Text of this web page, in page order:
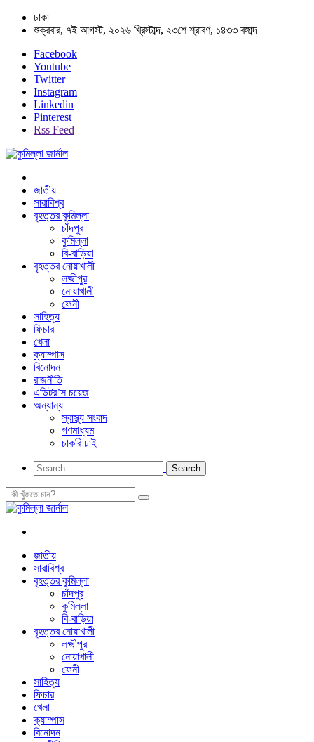
ঢাকা
শুক্রবার, ৭ই আগস্ট, ২০২৬ খ্রিস্টাব্দ, ২৩শে শ্রাবণ, ১৪৩৩ বঙ্গাব্দ
Facebook
Youtube
Twitter
Instagram
Linkedin
Pinterest
Rss Feed
জাতীয়
সারাবিশ্ব
বৃহত্তর কুমিল্লা
চাঁদপুর
কুমিল্লা
বি-বাড়িয়া
বৃহত্তর নোয়াখালী
লক্ষ্মীপুর
নোয়াখালী
ফেনী
সাহিত্য
ফিচার
খেলা
ক্যাম্পাস
বিনোদন
রাজনীতি
এডিটর’স চয়েজ
অন্যান্য
স্বাস্থ্য সংবাদ
গণমাধ্যম
চাকরি চাই
জাতীয়
সারাবিশ্ব
বৃহত্তর কুমিল্লা
চাঁদপুর
কুমিল্লা
বি-বাড়িয়া
বৃহত্তর নোয়াখালী
লক্ষ্মীপুর
নোয়াখালী
ফেনী
সাহিত্য
ফিচার
খেলা
ক্যাম্পাস
বিনোদন